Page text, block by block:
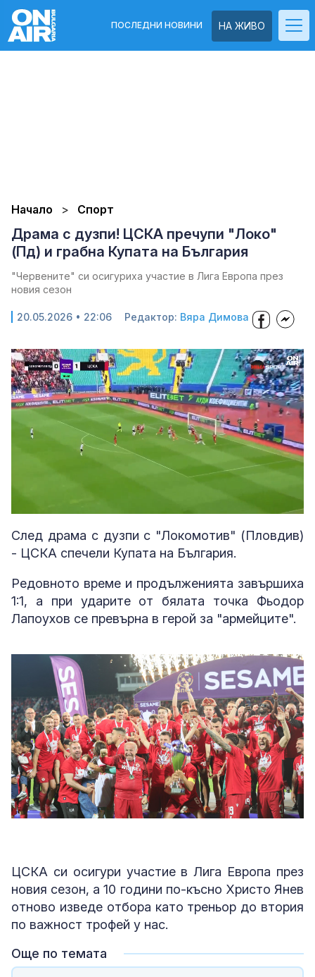
НА ЖИВО
ПОСЛЕДНИ НОВИНИ
Начало Спорт
Драма с дузпи! ЦСКА пречупи "Локо"
(Пд) и грабна Купата на България
"Червените" си осигуриха участие в Лига Европа през
новия сезон
20.05.2026 • 22:06 Редактор: Вяра Димова
След драма с дузпи с "Локомотив" (Пловдив)
- ЦСКА спечели Купата на България.
Редовното време и продълженията завършиха
1:1, а при ударите от бялата точка Фьодор
Лапоухов се превърна в герой за "армейците".
ЦСКА си осигури участие в Лига Европа през
новия сезон, а 10 години по-късно Христо Янев
отново изведе отбора като треньор до втория
по важност трофей у нас.
Още по темата